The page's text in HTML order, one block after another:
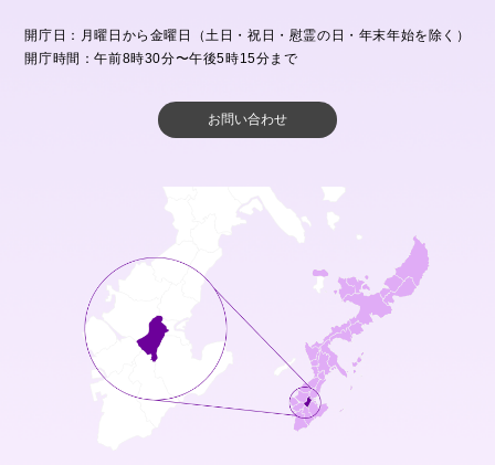
開庁日：月曜日から金曜日（土日・祝日・慰霊の日・年末年始を除く）
開庁時間：午前8時30分〜午後5時15分まで
お問い合わせ